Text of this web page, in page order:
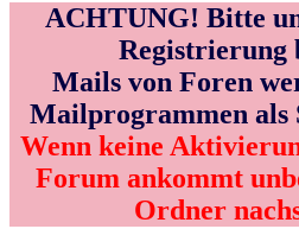
ACHTUNG! Bitte
Registrierung
Mails von Foren
Mailprogrammen als
Wenn keine
Forum ankommt
Ordner